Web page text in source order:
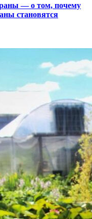
— о том, почему
становятся